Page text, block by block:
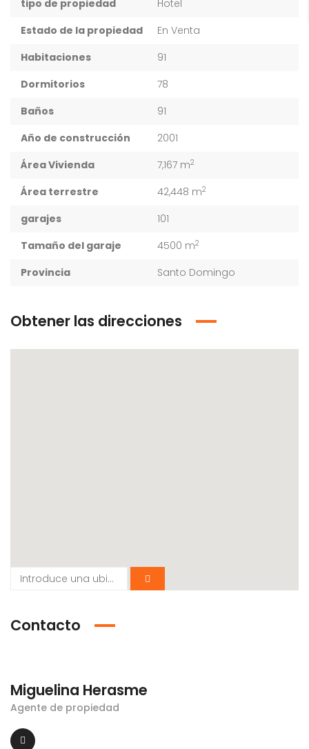
tipo de propiedad
Hotel
Estado de la propiedad
En Venta
Habitaciones
91
Dormitorios
78
Baños
91
Año de construcción
2001
Área Vivienda
7,167 m2
Área terrestre 42,448 m2
garajes
101
Tamaño del garaje
4500 m2
Provincia Santo Domingo
Obtener las direcciones
Contacto
Miguelina Herasme
Agente de propiedad